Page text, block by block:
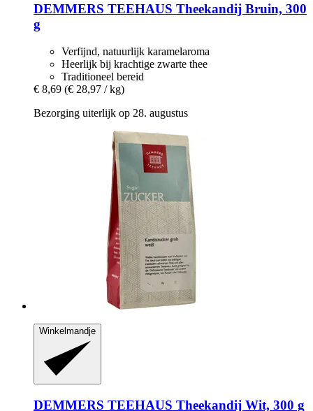
DEMMERS TEEHAUS Theekandij Bruin, 300
g
Verfijnd, natuurlijk karamelaroma
Heerlijk bij krachtige zwarte thee
Traditioneel bereid
€ 8,69 (€ 28,97 / kg)
Bezorging uiterlijk op 28. augustus
Winkelmandje
DEMMERS TEEHAUS Theekandij Wit, 300 g